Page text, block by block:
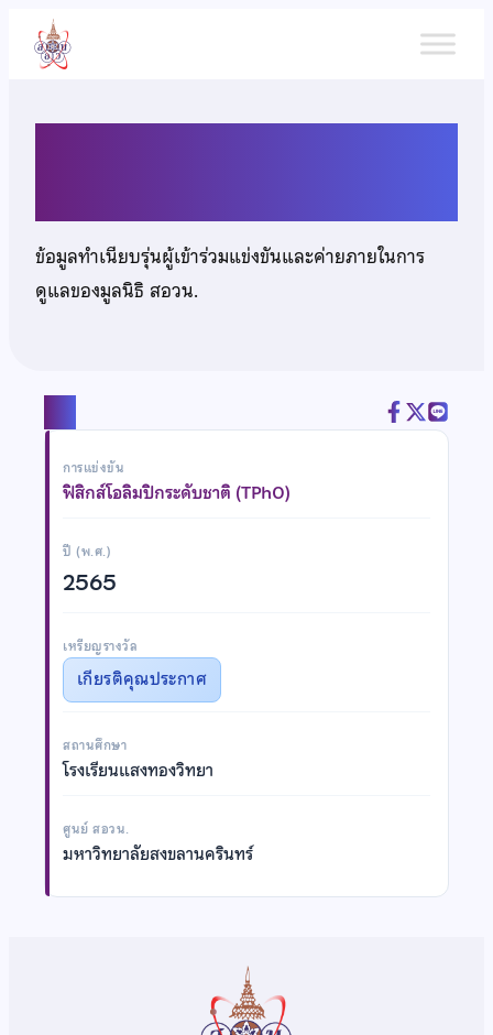
เนื้อหา
ข้อมูลทำเนียบรุ่นผู้เข้าร่วมแข่งขันและค่ายภายในการ
ดูแลของมูลนิธิ สอวน.
การแข่งขัน
ฟิสิกส์โอลิมปิกระดับชาติ (TPhO)
ปี (พ.ศ.)
2565
เหรียญรางวัล
เกียรติคุณประกาศ
สถานศึกษา
โรงเรียนแสงทองวิทยา
ศูนย์ สอวน.
มหาวิทยาลัยสงขลานครินทร์